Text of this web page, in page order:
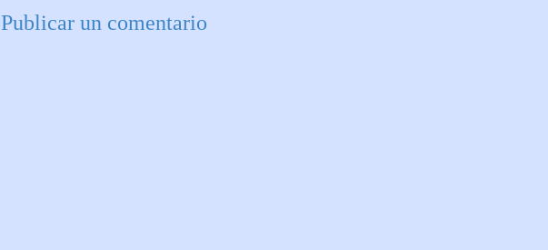
Publicar un comentario